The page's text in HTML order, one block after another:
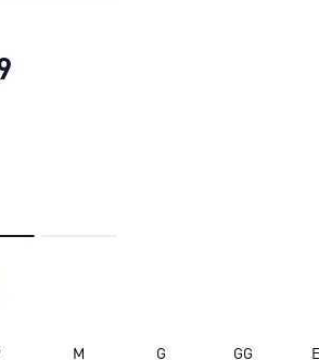
M G GG